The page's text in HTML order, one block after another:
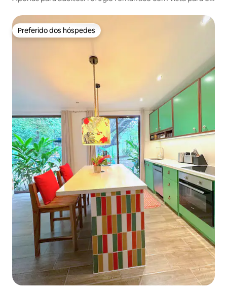
Preferido dos hóspedes
Preferido dos hóspedes